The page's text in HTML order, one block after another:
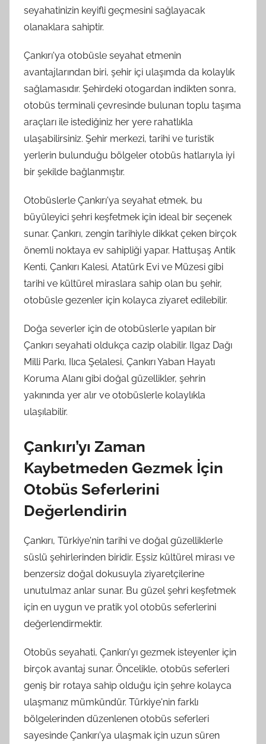
seyahatinizin keyifli geçmesini sağlayacak
olanaklara sahiptir.
Çankırı'ya otobüsle seyahat etmenin
avantajlarından biri, şehir içi ulaşımda da kolaylık
sağlamasıdır. Şehirdeki otogardan indikten sonra,
otobüs terminali çevresinde bulunan toplu taşıma
araçları ile istediğiniz her yere rahatlıkla
ulaşabilirsiniz. Şehir merkezi, tarihi ve turistik
yerlerin bulunduğu bölgeler otobüs hatlarıyla iyi
bir şekilde bağlanmıştır.
Otobüslerle Çankırı'ya seyahat etmek, bu
büyüleyici şehri keşfetmek için ideal bir seçenek
sunar. Çankırı, zengin tarihiyle dikkat çeken birçok
önemli noktaya ev sahipliği yapar. Hattuşaş Antik
Kenti, Çankırı Kalesi, Atatürk Evi ve Müzesi gibi
tarihi ve kültürel miraslara sahip olan bu şehir,
otobüsle gezenler için kolayca ziyaret edilebilir.
Doğa severler için de otobüslerle yapılan bir
Çankırı seyahati oldukça cazip olabilir. Ilgaz Dağı
Milli Parkı, Ilıca Şelalesi, Çankırı Yaban Hayatı
Koruma Alanı gibi doğal güzellikler, şehrin
yakınında yer alır ve otobüslerle kolaylıkla
ulaşılabilir.
Çankırı’yı Zaman
Kaybetmeden Gezmek İçin
Otobüs Seferlerini
Değerlendirin
Çankırı, Türkiye'nin tarihi ve doğal güzelliklerle
süslü şehirlerinden biridir. Eşsiz kültürel mirası ve
benzersiz doğal dokusuyla ziyaretçilerine
unutulmaz anlar sunar. Bu güzel şehri keşfetmek
için en uygun ve pratik yol otobüs seferlerini
değerlendirmektir.
Otobüs seyahati, Çankırı'yı gezmek isteyenler için
birçok avantaj sunar. Öncelikle, otobüs seferleri
geniş bir rotaya sahip olduğu için şehre kolayca
ulaşmanız mümkündür. Türkiye'nin farklı
bölgelerinden düzenlenen otobüs seferleri
sayesinde Çankırı'ya ulaşmak için uzun süren